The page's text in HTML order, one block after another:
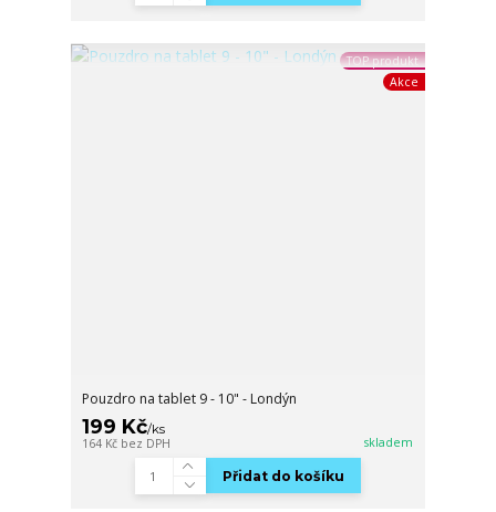
TOP produkt
Akce
Pouzdro na tablet 9 - 10" - Londýn
199 Kč/ks
164 Kč bez DPH skladem
Přidat do košíku